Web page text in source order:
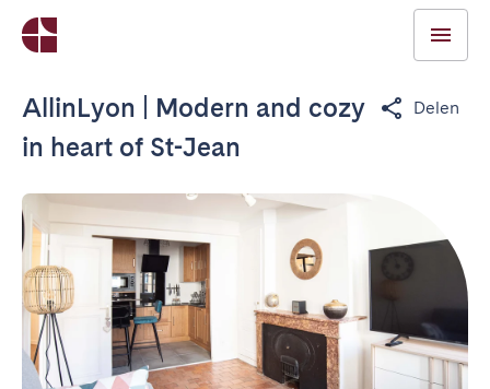
AllinLyon | Modern and cozy
in heart of St-Jean
Delen